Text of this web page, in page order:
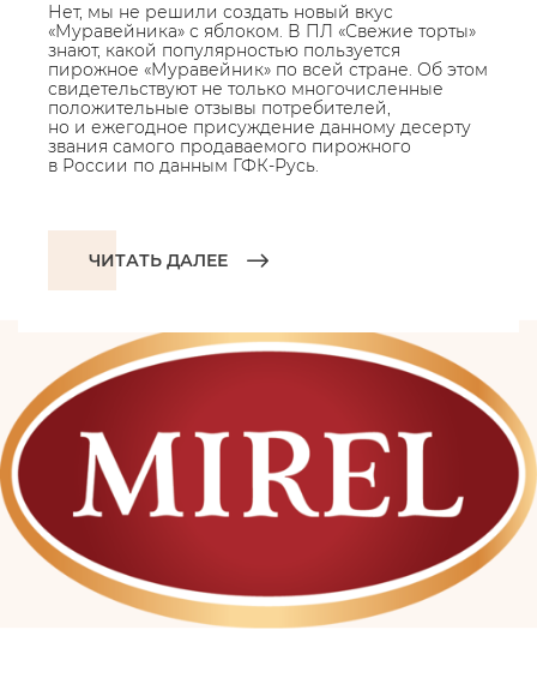
Нет, мы не решили создать новый вкус
«Муравейника» с яблоком. В ПЛ «Свежие торты»
знают, какой популярностью пользуется
пирожное «Муравейник» по всей стране. Об этом
свидетельствуют не только многочисленные
положительные отзывы потребителей,
но и ежегодное присуждение данному десерту
звания самого продаваемого пирожного
в России по данным ГФК-Русь.
ЧИТАТЬ ДАЛЕЕ